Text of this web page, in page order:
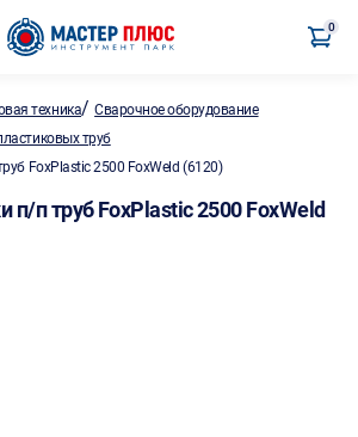
0
техника/Сварочное оборудование
труб
FoxPlastic 2500 FoxWeld (6120)
п/п труб FoxPlastic 2500 FoxWeld